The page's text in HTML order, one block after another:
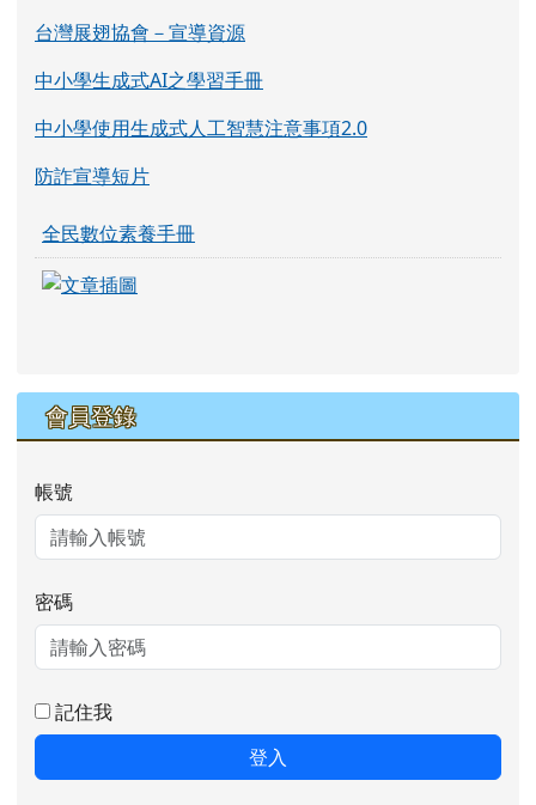
台灣展翅協會－宣導資源
中小學生成式AI之學習手冊
中小學使用生成式人工智慧注意事項2.0
防詐宣導短片
全民數位素養手冊
會員登錄
帳號
密碼
記住我
登入